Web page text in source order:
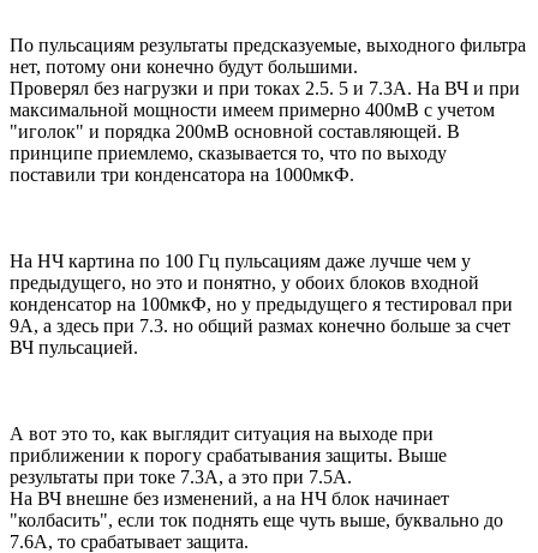
По пульсациям результаты предсказуемые, выходного фильтра
нет, потому они конечно будут большими.
Проверял без нагрузки и при токах 2.5. 5 и 7.3А. На ВЧ и при
максимальной мощности имеем примерно 400мВ с учетом
"иголок" и порядка 200мВ основной составляющей. В
принципе приемлемо, сказывается то, что по выходу
поставили три конденсатора на 1000мкФ.
На НЧ картина по 100 Гц пульсациям даже лучше чем у
предыдущего, но это и понятно, у обоих блоков входной
конденсатор на 100мкФ, но у предыдущего я тестировал при
9А, а здесь при 7.3. но общий размах конечно больше за счет
ВЧ пульсацией.
А вот это то, как выглядит ситуация на выходе при
приближении к порогу срабатывания защиты. Выше
результаты при токе 7.3А, а это при 7.5А.
На ВЧ внешне без изменений, а на НЧ блок начинает
"колбасить", если ток поднять еще чуть выше, буквально до
7.6А, то срабатывает защита.